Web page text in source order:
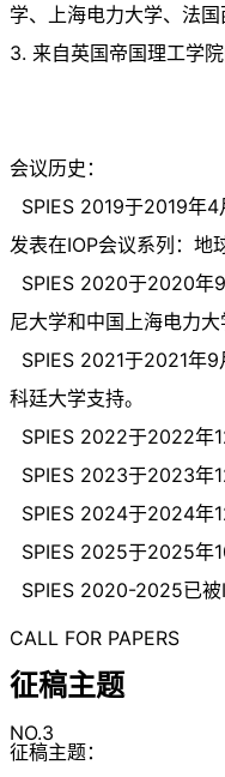
学、上海电力大学、法
3. 来自英国帝国理工学
会议历史：
SPIES 2019于2019年
发表在IOP会议系列：地
SPIES 2020于2020年
尼大学和中国上海电力大
SPIES 2021于2021年
科廷大学支持。
SPIES 2022于2022年
SPIES 2023于2023年
SPIES 2024于2024年
SPIES 2025于2025年
SPIES 2020-2025已被
CALL FOR PAPERS
征稿主题
NO.3
征稿主题：